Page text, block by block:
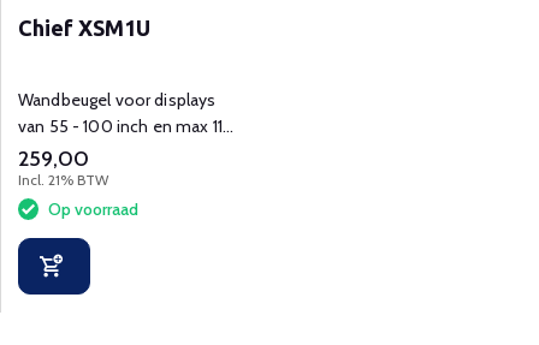
Chief XSM1U
Wandbeugel voor displays
van 55 - 100 inch en max 114
kg gewicht.
259,00
Incl. 21% BTW
Op voorraad